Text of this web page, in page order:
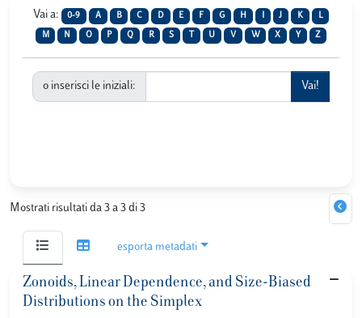
Vai a: 0-9 A B C D E F G H J K L
M N O P Q R S U V W X Y Z
o inserisci le iniziali:
Mostrati risultati da 3 a 3 di 3
esporta metadati
Zonoids, Linear Dependence, and Size-Biased
Distributions on the Simplex